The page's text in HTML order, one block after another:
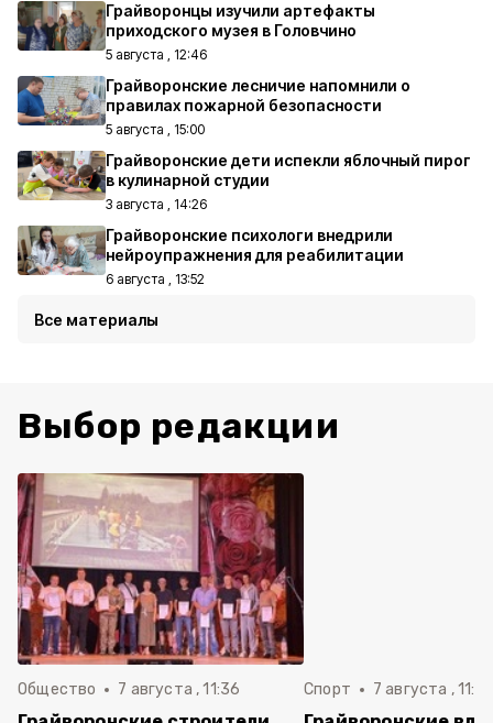
Грайворонцы изучили артефакты
приходского музея в Головчино
5 августа , 12:46
Грайворонские лесничие напомнили о
правилах пожарной безопасности
5 августа , 15:00
Грайворонские дети испекли яблочный пирог
в кулинарной студии
3 августа , 14:26
Грайворонские психологи внедрили
нейроупражнения для реабилитации
6 августа , 13:52
Все материалы
Выбор редакции
Общество 7 августа , 11:36 Спорт 7 августа ,